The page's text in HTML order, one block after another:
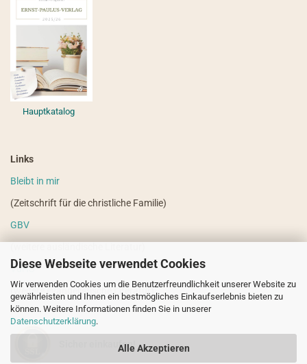
Diese Webseite verwendet Cookies
Wir verwenden Cookies um die Benutzerfreundlichkeit unserer Website zu
gewährleisten und Ihnen ein bestmögliches Einkaufserlebnis bieten zu
können. Weitere Informationen finden Sie in unserer
Datenschutzerklärung.
Alle Akzeptieren
Hauptkatalog
Links
Bleibt in mir
(Zeitschrift für die christliche Familie)
GBV
VdHS
(weitere evangelistische Literatur)
Sicher einkaufen!